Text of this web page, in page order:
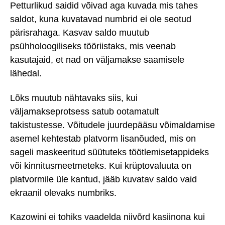
Petturlikud saidid võivad aga kuvada mis tahes
saldot, kuna kuvatavad numbrid ei ole seotud
pärisrahaga. Kasvav saldo muutub
psühholoogiliseks tööriistaks, mis veenab
kasutajaid, et nad on väljamakse saamisele
lähedal.
Lõks muutub nähtavaks siis, kui
väljamakseprotsess satub ootamatult
takistustesse. Võitudele juurdepääsu võimaldamise
asemel kehtestab platvorm lisanõuded, mis on
sageli maskeeritud süütuteks töötlemisetappideks
või kinnitusmeetmeteks. Kui krüptovaluuta on
platvormile üle kantud, jääb kuvatav saldo vaid
ekraanil olevaks numbriks.
Kazowini ei tohiks vaadelda niivõrd kasiinona kui